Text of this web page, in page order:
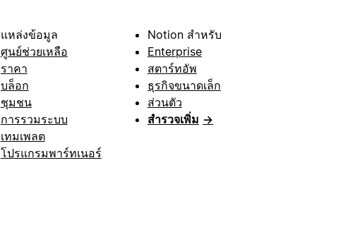
แหล่งข้อมูล
ศูนย์ช่วยเหลือ
ราคา
บล็อก
ชุมชน
การรวมระบบ
เทมเพลต
โปรแกรมพาร์ทเนอร์
Notion สำหรับ
Enterprise
สตาร์ทอัพ
ธุรกิจขนาดเล็ก
ส่วนตัว
สำรวจเพิ่ม →